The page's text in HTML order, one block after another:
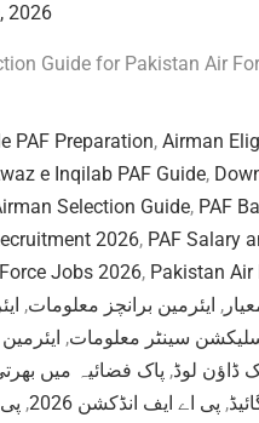
2026
Guide for Pakistan Air
PAF Preparation, Airman
e Inqilab PAF Guide,
Selection Guide, PAF
2026, PAF Salary
Jobs 2026, Pakistan Air
, ایئرمین برانچز معلومات,
سینٹر معلومات,
ڈاؤن لوڈ, پاک فضائیہ میں
, پی اے ایف انڈکشن 2026 ,